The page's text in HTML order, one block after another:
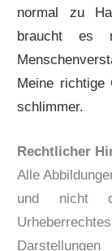
normal zu
braucht es
Meine richtige
schlimmer.
Rechtlicher
Alle
und nicht